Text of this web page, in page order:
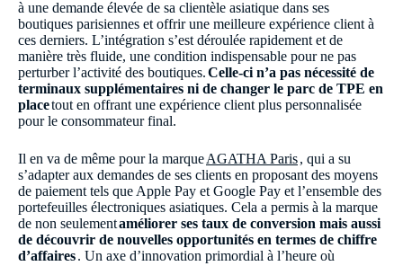
à une demande élevée de sa clientèle asiatique dans ses
boutiques parisiennes et offrir une meilleure expérience client à
ces derniers. L’intégration s’est déroulée rapidement et de
manière très fluide, une condition indispensable pour ne pas
perturber l’activité des boutiques.Celle-ci n’a pas nécessité de
terminaux supplémentaires ni de changer le parc de TPE en
placetout en offrant une expérience client plus personnalisée
pour le consommateur final.
Il en va de même pour la marqueAGATHA Paris, qui a su
s’adapter aux demandes de ses clients en proposant des moyens
de paiement tels que Apple Pay et Google Pay et l’ensemble des
portefeuilles électroniques asiatiques. Cela a permis à la marque
de non seulementaméliorer ses taux de conversion mais aussi
de découvrir de nouvelles opportunités en termes de chiffre
d’affaires. Un axe d’innovation primordial à l’heure où